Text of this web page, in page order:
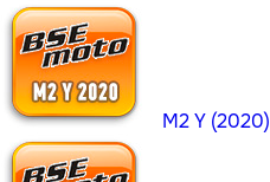
M2 Y (2020)